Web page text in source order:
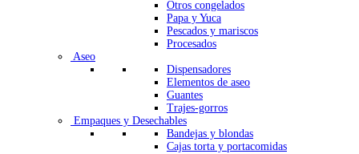
Otros congelados
Papa y Yuca
Pescados y mariscos
Procesados
Aseo
Dispensadores
Elementos de aseo
Guantes
Trajes-gorros
Empaques y Desechables
Bandejas y blondas
Cajas torta y portacomidas